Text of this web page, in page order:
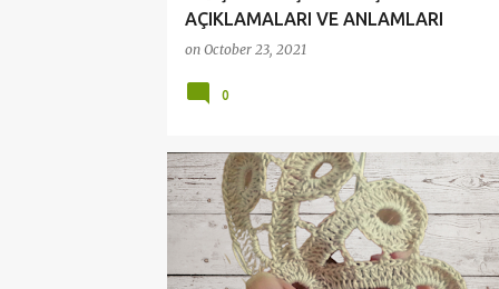
AÇIKLAMALARI VE ANLAMLARI
on October 23, 2021
0
CROCHET DANTELLER ÖRGÜ MODELLERİ